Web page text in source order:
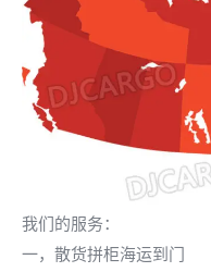
我们的服务：
一，散货拼柜海运到门